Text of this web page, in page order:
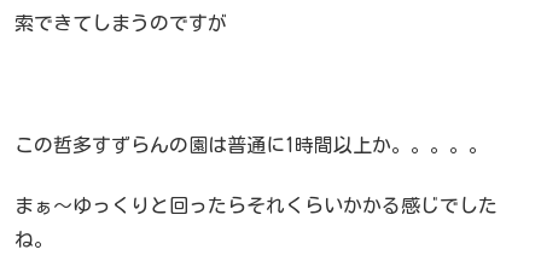
索できてしまうのですが
この哲多すずらんの園は普通に1時間以上か。。。。。
まぁ～ゆっくりと回ったらそれくらいかかる感じでした
ね。